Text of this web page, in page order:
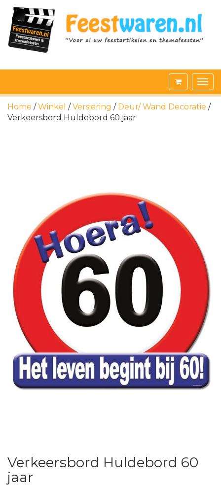
Home /Winkel /Versiering / Deur/ Wand Decoratie /
Verkeersbord Huldebord 60 jaar
Verkeersbord Huldebord 60
jaar